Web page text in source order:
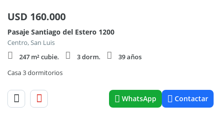
USD 160.000
Pasaje Santiago del Estero 1200
Centro, San Luis
247 m² cubie.
3 dorm.
39 años
Casa 3 dormitorios
WhatsApp Contactar